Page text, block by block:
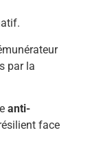
par la
anti-
face